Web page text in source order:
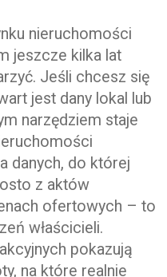
nieruchomości
jeszcze kilka lat
Jeśli chcesz się
jest dany lokal lub
narzędziem staje
danych, do której
z aktów
ofertowych – to
właścicieli.
pokazują
na które realnie